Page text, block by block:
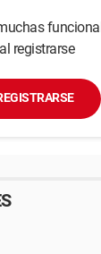
registrarse